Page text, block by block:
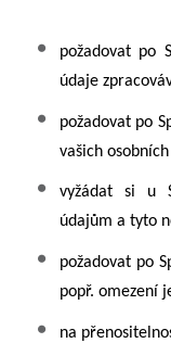
požadovat po
údaje
požadovat po
vašich
vyžádat si u
údajům a tyto
požadovat po
popř. omezení
na